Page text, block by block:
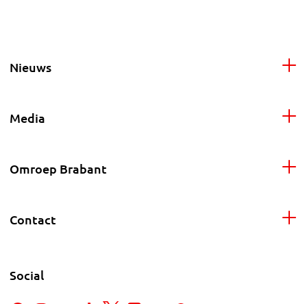
Nieuws
Media
Omroep Brabant
Contact
Social